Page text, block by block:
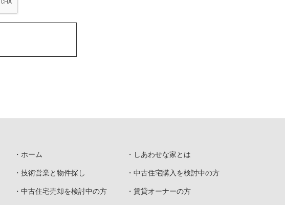
ホーム しあわせな家とは
技術営業と物件探し 中古住宅購入を検討中の方
中古住宅売却を検討中の方 賃貸オーナーの方